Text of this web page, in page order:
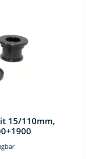
15/110mm,